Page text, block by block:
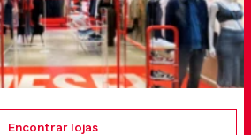
Encontrar lojas